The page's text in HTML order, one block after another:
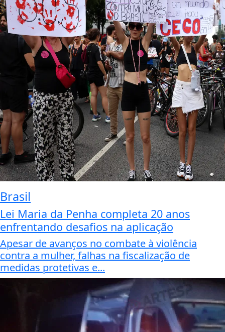
Brasil
Lei Maria da Penha completa 20 anos
enfrentando desafios na aplicação
Apesar de avanços no combate à violência
contra a mulher, falhas na fiscalização de
medidas protetivas e...